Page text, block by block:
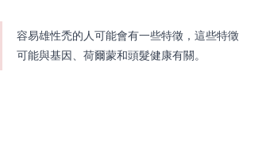
容易雄性禿的人可能會有一些特徵，這些特徵
可能與基因、荷爾蒙和頭髮健康有關。